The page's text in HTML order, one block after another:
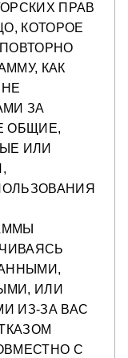
ПРАВ
КОТОРОЕ
КАК
ЗА
ОБЩИЕ,
ИЛИ
ИЛИ
ИЗ-ЗА ВАС
С